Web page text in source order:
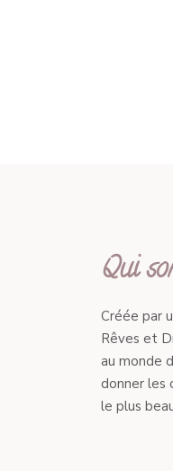
Qui
Créée par
Rêves et
au monde
donner les
le plus